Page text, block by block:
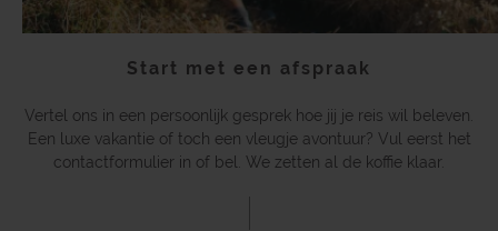
Start met een afspraak
Vertel ons in een persoonlijk gesprek hoe jij je reis wil beleven.
Een luxe vakantie of toch een vleugje avontuur? Vul eerst het
contactformulier in of bel. We zetten al de koffie klaar.